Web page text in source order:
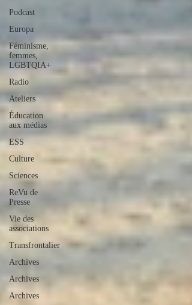
Podcast
Europa
Féminisme,
femmes,
LGBTQIA+
Radio
Ateliers
Éducation
aux médias
ESS
Culture
Sciences
ReVu de
Presse
Vie des
associations
Transfrontalier
Archives
Archives
Archives